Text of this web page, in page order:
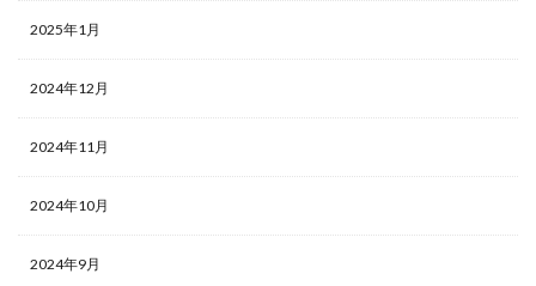
2025年1月
2024年12月
2024年11月
2024年10月
2024年9月